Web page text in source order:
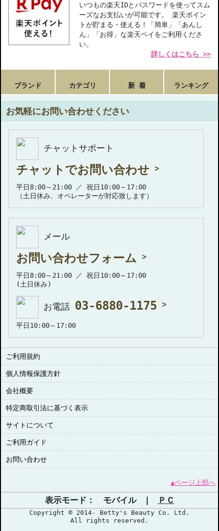
いつもの楽天IDとパスワードを使ってスム
ーズなお支払いが可能です。 楽天ポイン
トが貯まる・使える！「簡単」「あんし
ん」「お得」な楽天ペイをご利用くださ
い。
詳しくはこちら >>
ブランド カテゴリ 新 着 ランキング
お気軽にお問い合わせください
チャットサポート
チャットでお問い合わせ
平日8:00～21:00 ／ 祝日10:00～17:00
（土日休み、オペレーターが対応致します）
メール
お問い合わせフォーム
平日8:00～21:00 ／ 祝日10:00～17:00
(土日休み)
お電話 03-6880-1175
平日10:00～17:00
ご利用規約
個人情報保護方針
会社概要
特定商取引法に基づく表示
サイトについて
ご利用ガイド
お問い合わせ
▲ページ上部へ
表示モード： モバイル | ＰＣ
Copyright © 2014- Betty's Beauty Co. Ltd.
All rights reserved.